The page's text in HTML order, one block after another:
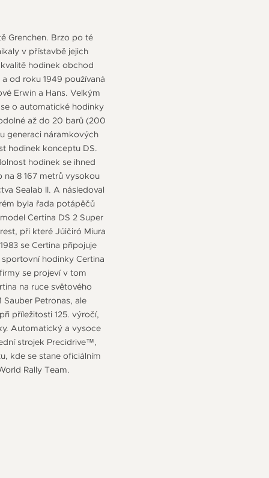
Grenchen. Brzo po té
v přístavbě jejich
hodinek obchod
od roku 1949 používaná
Erwin a Hans. Velkým
o automatické hodinky
až do 20 barů (200
generaci náramkových
hodinek konceptu DS.
hodinek se ihned
8 167 metrů vysokou
Sealab II. A následoval
byla řada potápěčů
Certina DS 2 Super
při které Júičiró Miura
se Certina připojuje
hodinky Certina
se projeví v tom
na ruce světového
Petronas, ale
příležitosti 125. výročí,
Automatický a vysoce
strojek Precidrive™,
kde se stane oficiálním
Rally Team.